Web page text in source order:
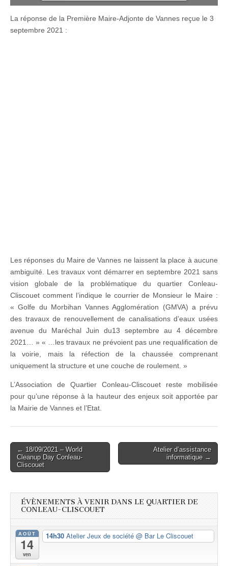
La réponse de la Première Maire-Adjonte de Vannes reçue le 3
septembre 2021 :
Les réponses du Maire de Vannes ne laissent la place à aucune
ambiguïté. Les travaux vont démarrer en septembre 2021 sans
vision globale de la problématique du quartier Conleau-
Cliscouet comment l’indique le courrier de Monsieur le Maire :
« Golfe du Morbihan Vannes Agglomération (GMVA) a prévu
des travaux de renouvellement de canalisations d’eaux usées
avenue du Maréchal Juin du13 septembre au 4 décembre
2021… » « …les travaux ne prévoient pas une requalification de
la voirie, mais la réfection de la chaussée comprenant
uniquement la structure et une couche de roulement. »
L’Association de Quartier Conleau-Cliscouet reste mobilisée
pour qu’une réponse à la hauteur des enjeux soit apportée par
la Mairie de Vannes et l’Etat.
Post
navigation
← 18/09/2021 – World
Cleanup Day Conleau-
Cliscouet
Atelier d’assistance
informatique →
ÉVÈNEMENTS À VENIR DANS LE QUARTIER DE
CONLEAU-CLISCOUET
AOÛT
14
ven
14h30 Atelier Jeux de société @ Bar Le Cliscouet